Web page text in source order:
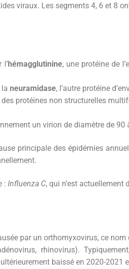
viraux. Les segments 4, 6 et 8
l’hémagglutinine, une protéine de
neuramidase, l’autre protéine
protéines non structurelles
un virion de diamètre de
principale des épidémies
: Influenza C, qui n’est actuellement
par un orthomyxovirus, ce
rhinovirus).
baissé en 2020-2021